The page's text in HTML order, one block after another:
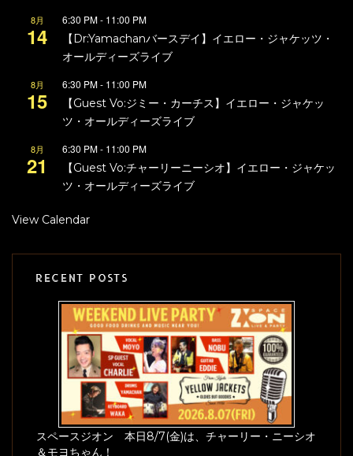
8月
14
6:30 PM- 11:00 PM
【Dr:Yamachanバースデイ】イエロー・ジャケッツ・
オールディーズライブ
8月
15
6:30 PM- 11:00 PM
【Guest Vo:ジミー・カーチス】イエロー・ジャケッ
ツ・オールディーズライブ
8月
21
6:30 PM- 11:00 PM
【Guest Vo:チャーリーニーシオ】イエロー・ジャケッ
ツ・オールディーズライブ
View Calendar
RECENT POSTS
スペースジオン 本日8/7(金)は、チャーリー・ニーシオ
＆モヨちゃん！